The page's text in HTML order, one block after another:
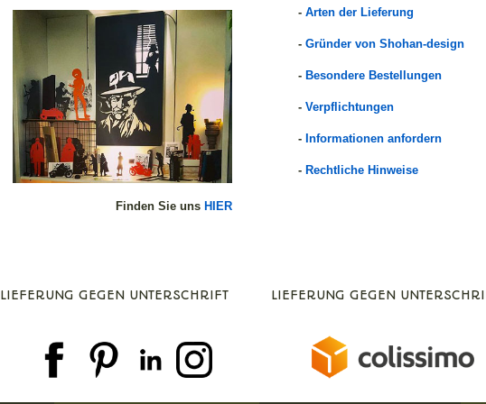
Finden Sie uns HIER
- Arten der Lieferung
- Gründer von Shohan-design
- Besondere Bestellungen
- Verpflichtungen
- Informationen anfordern
- Rechtliche Hinweise
LIEFERUNG GEGEN UNTERSCHRIFT LIEFERUNG GEGEN